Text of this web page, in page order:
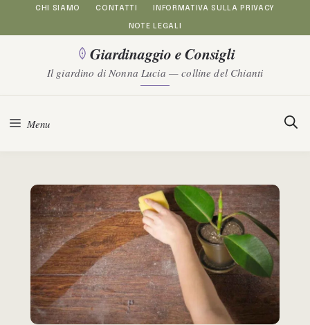
al
contenuto
CHI SIAMO CONTATTI INFORMATIVA SULLA PRIVACY
NOTE LEGALI
Giardinaggio e Consigli
Il giardino di Nonna Lucia — colline del Chianti
Menu